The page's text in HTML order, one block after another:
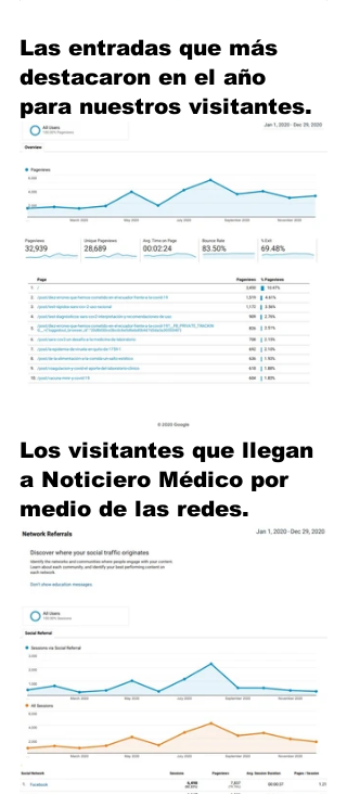
Las entradas que más
destacaron en el año
para nuestros visitantes.
Los visitantes que llegan
a Noticiero Médico por
medio de las redes.